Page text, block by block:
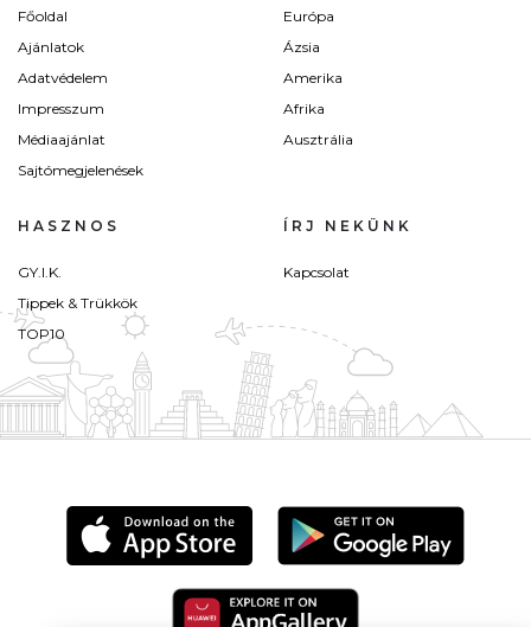
Főoldal
Ajánlatok
Adatvédelem
Impresszum
Médiaajánlat
Sajtómegjelenések
Európa
Ázsia
Amerika
Afrika
Ausztrália
HASZNOS
GY.I.K.
Tippek & Trükkök
TOP10
ÍRJ NEKÜNK
Kapcsolat